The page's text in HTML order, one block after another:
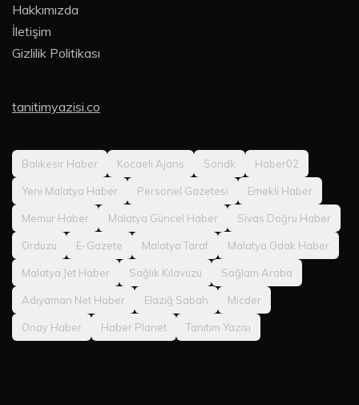
Hakkımızda
İletişim
Gizlilik Politikası
tanitimyazisi.co
Balıkesir Haber Kocaeli Ajans Sondk Haber02
Yeni Malatya Haber Personel Gazetesi Emekli Haber
Memur Haber Malatya Güncel Haber Sivas Doğru Haber
Orduzu E-Gazete Malatya Taraf Malatya Odak Haber
Malatya Jet Haber Sağlık Kılavuzu Sağlam Araba
Adıyaman Net Haber Elazığ Sabah Micder
Onay Haber Haber Planet Tanıtım Yazısı